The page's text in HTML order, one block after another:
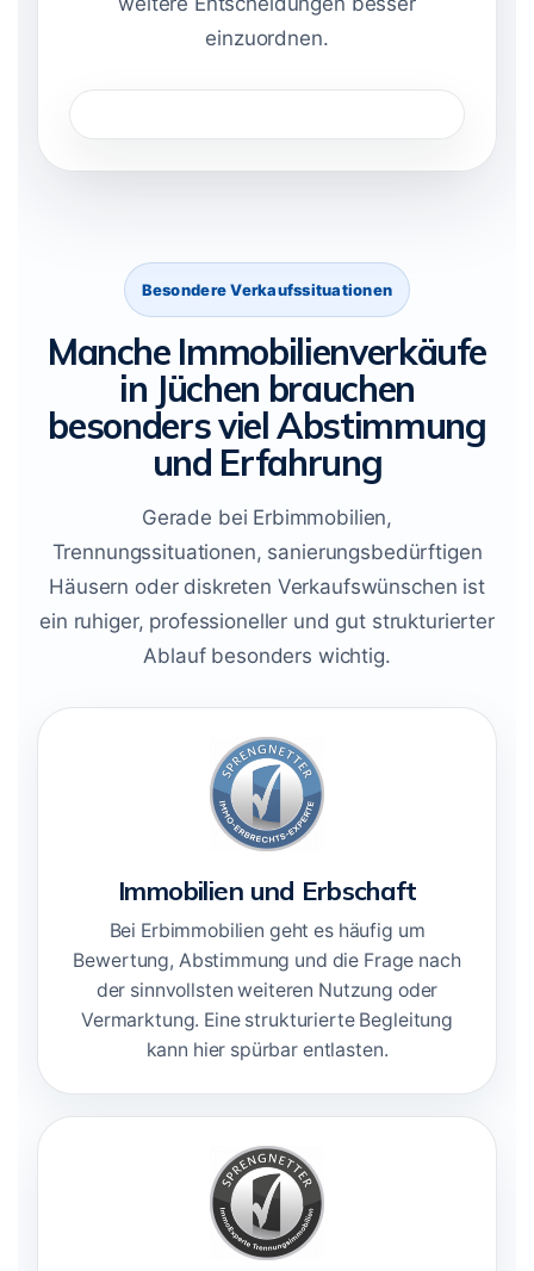
einzuordnen.
Besondere Verkaufssituationen
Manche Immobilienverkäufe
in Jüchen brauchen
besonders viel Abstimmung
und Erfahrung
Gerade bei Erbimmobilien,
Trennungssituationen, sanierungsbedürftigen
Häusern oder diskreten Verkaufswünschen ist
ein ruhiger, professioneller und gut strukturierter
Ablauf besonders wichtig.
Immobilien und Erbschaft
Bei Erbimmobilien geht es häufig um
Bewertung, Abstimmung und die Frage nach
der sinnvollsten weiteren Nutzung oder
Vermarktung. Eine strukturierte Begleitung
kann hier spürbar entlasten.